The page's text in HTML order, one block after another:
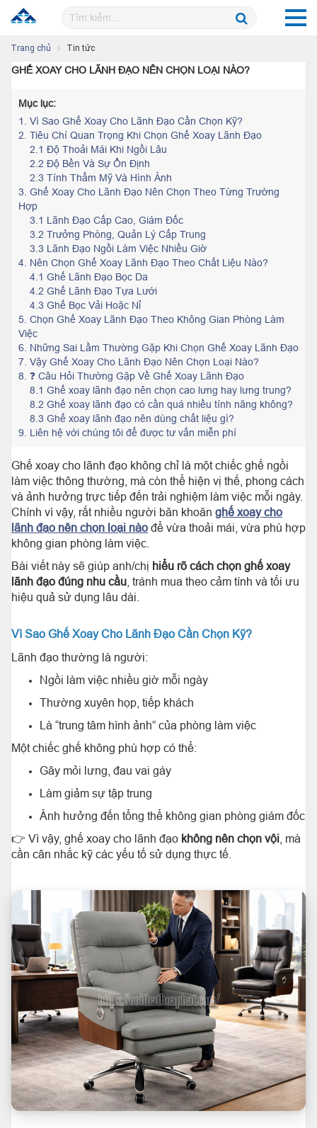
Trang chủ Tin tức
GHẾ XOAY CHO LÃNH ĐẠO NÊN CHỌN LOẠI NÀO?
Mục lục:
1.
Vì Sao Ghế Xoay Cho Lãnh Đạo Cần Chọn Kỹ?
2. Tiêu Chí Quan Trọng Khi Chọn Ghế Xoay Lãnh Đạo
2.1 Độ Thoải Mái Khi Ngồi Lâu
2.2 Độ Bền Và Sự Ổn Định
2.3 Tính Thẩm Mỹ Và Hình Ảnh
3. Ghế Xoay Cho Lãnh Đạo Nên Chọn Theo Từng Trường
Hợp
3.1 Lãnh Đạo Cấp Cao, Giám Đốc
3.2 Trưởng Phòng, Quản Lý Cấp Trung
3.3 Lãnh Đạo Ngồi Làm Việc Nhiều Giờ
4.
Nên Chọn Ghế Xoay Lãnh Đạo Theo Chất Liệu Nào?
4.1 Ghế Lãnh Đạo Bọc Da
4.2 Ghế Lãnh Đạo Tựa Lưới
4.3 Ghế Bọc Vải Hoặc Nỉ
5. Chọn Ghế Xoay Lãnh Đạo Theo Không Gian Phòng Làm
Việc
6.
Những Sai Lầm Thường Gặp Khi Chọn Ghế Xoay Lãnh Đạo
7. Vậy Ghế Xoay Cho Lãnh Đạo Nên Chọn Loại Nào?
8. ❓ Câu Hỏi Thường Gặp Về Ghế Xoay Lãnh Đạo
8.1 Ghế xoay lãnh đạo nên chọn cao lưng hay lưng trung?
8.2 Ghế xoay lãnh đạo có cần quá nhiều tính năng không?
8.3 Ghế xoay lãnh đạo nên dùng chất liệu gì?
9. Liên hệ với chúng tôi để được tư vấn miễn phí
Ghế xoay cho lãnh đạo không chỉ là một chiếc ghế ngồi
làm việc thông thường, mà còn thể hiện vị thế, phong cách
và ảnh hưởng trực tiếp đến trải nghiệm làm việc mỗi ngày.
Chính vì vậy, rất nhiều người băn khoăn ghế xoay cho
lãnh đạo nên chọn loại nào để vừa thoải mái, vừa phù hợp
không gian phòng làm việc.
Bài viết này sẽ giúp anh/chị hiểu rõ cách chọn ghế xoay
lãnh đạo đúng nhu cầu , tránh mua theo cảm tính và tối ưu
hiệu quả sử dụng lâu dài.
Vì Sao Ghế Xoay Cho Lãnh Đạo Cần Chọn Kỹ?
Lãnh đạo thường là người:
Ngồi làm việc nhiều giờ mỗi ngày
Thường xuyên họp, tiếp khách
Là “trung tâm hình ảnh” của phòng làm việc
Một chiếc ghế không phù hợp có thể:
Gây mỏi lưng, đau vai gáy
Làm giảm sự tập trung
Ảnh hưởng đến tổng thể không gian phòng giám đốc
👉 Vì vậy, ghế xoay cho lãnh đạo không nên chọn vội , mà
cần cân nhắc kỹ các yếu tố sử dụng thực tế.